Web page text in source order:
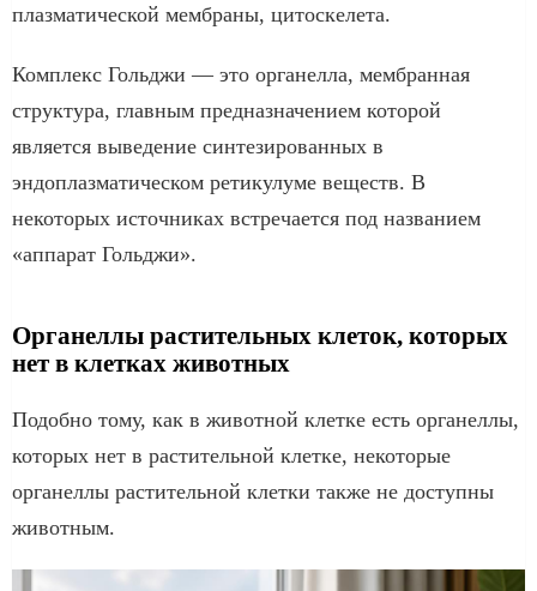
плазматической мембраны, цитоскелета.
Комплекс Гольджи — это органелла, мембранная
структура, главным предназначением которой
является выведение синтезированных в
эндоплазматическом ретикулуме веществ. В
некоторых источниках встречается под названием
«аппарат Гольджи».
Органеллы растительных клеток, которых
нет в клетках животных
Подобно тому, как в животной клетке есть органеллы,
которых нет в растительной клетке, некоторые
органеллы растительной клетки также не доступны
животным.